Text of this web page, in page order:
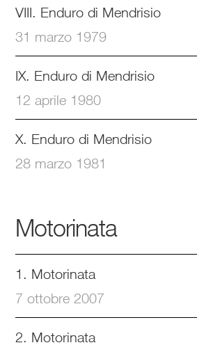
VIII. Enduro di Mendrisio
31 marzo 1979
IX. Enduro di Mendrisio
12 aprile 1980
X. Enduro di Mendrisio
28 marzo 1981
Motorinata
1. Motorinata
7 ottobre 2007
2. Motorinata